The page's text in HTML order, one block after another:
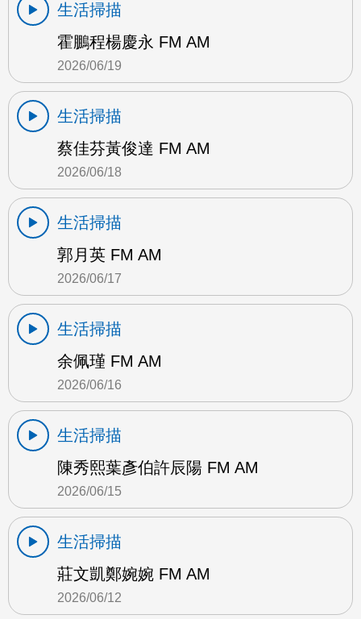
生活掃描
霍鵬程楊慶永 FM AM
2026/06/19
生活掃描
蔡佳芬黃俊達 FM AM
2026/06/18
生活掃描
郭月英 FM AM
2026/06/17
生活掃描
余佩瑾 FM AM
2026/06/16
生活掃描
陳秀熙葉彥伯許辰陽 FM AM
2026/06/15
生活掃描
莊文凱鄭婉婉 FM AM
2026/06/12